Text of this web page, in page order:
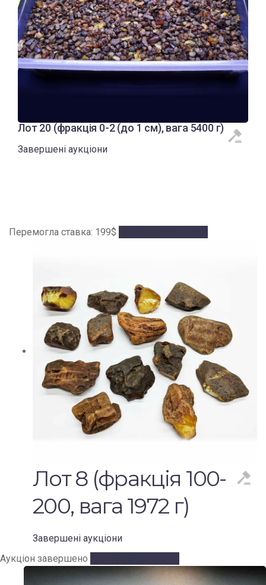
Лот 20 (фракція 0-2 (до 1 см), вага 5400 г)
Завершені аукціони
Перемогла ставка: 199$
Лот 8 (фракція 100-
200, вага 1972 г)
Завершені аукціони
Аукціон завершено